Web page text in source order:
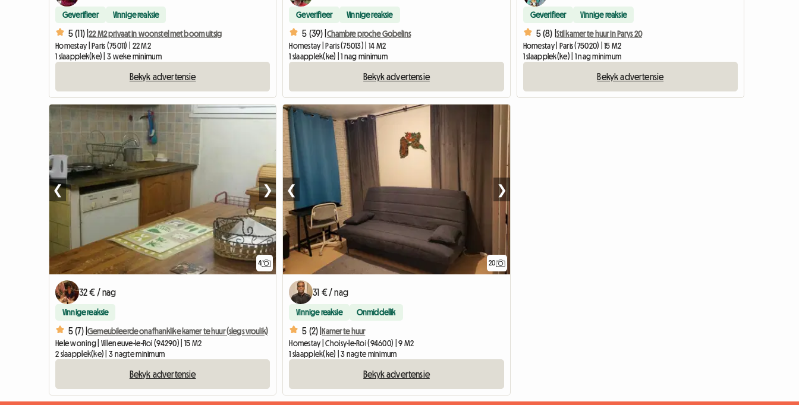
Geverifieer Vinnige reaksie
5 (11) |22 M2 privaat in woonstel met boom uitsig
Homestay | Paris (75011) | 22 M2
1 slaapplek(ke) | 3 weke minimum
Bekyk advertensie
Geverifieer Vinnige reaksie
5 (39) | Chambre proche Gobelins
Homestay | Paris (75013) | 14 M2
1 slaapplek(ke) | 1 nag minimum
Bekyk advertensie
Geverifieer Vinnige reaksie
5 (8) | Stil kamer te huur in Parys 20
Homestay | Paris (75020) | 15 M2
1 slaapplek(ke) | 1 nag minimum
Bekyk advertensie
4
❮ ❯
32 € / nag
Vinnige reaksie
5 (7) |Gemeubileerde onafhanklike kamer te huur (slegs vroulik)
Hele woning | Villeneuve-le-Roi (94290) | 15 M2
2 slaapplek(ke) | 3 nagte minimum
Bekyk advertensie
20
❮ ❯
31 € / nag
Vinnige reaksie Onmiddellik
5 (2) |Kamer te huur
Homestay | Choisy-le-Roi (94600) | 9 M2
1 slaapplek(ke) | 3 nagte minimum
Bekyk advertensie